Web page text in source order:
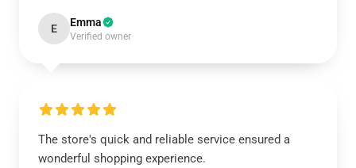
E Emma
Verified owner
The store's quick and reliable service ensured a
wonderful shopping experience.